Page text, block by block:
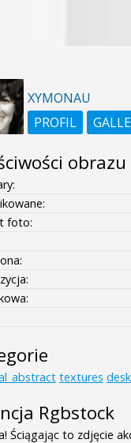
XYMONAU
PROFIL
obrazu
foto:
textures
Rgbstock
Ściągając to zdjęcie